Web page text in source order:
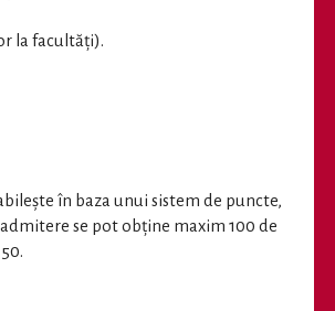
la facultăţi).
în baza unui sistem de puncte,
se pot obţine maxim 100 de